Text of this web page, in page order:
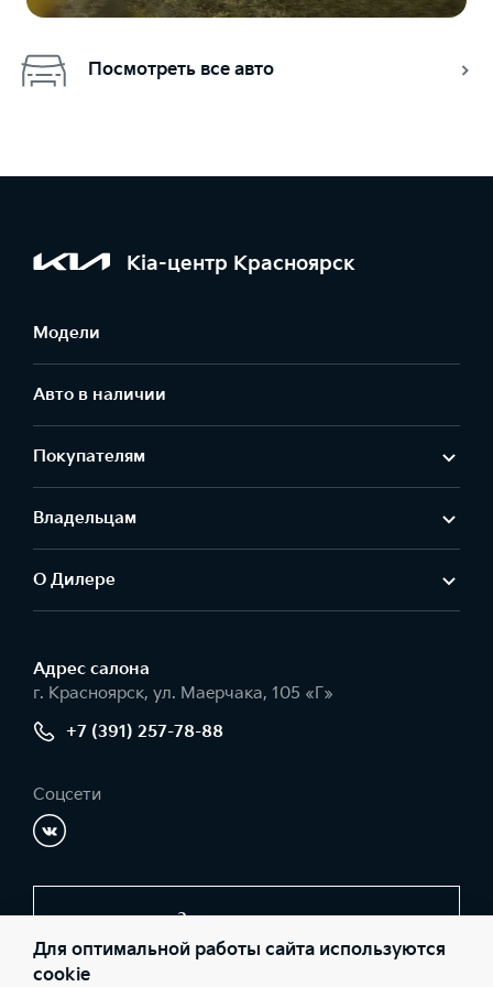
Посмотреть все авто
Kia-центр Красноярск
Модели
Авто в наличии
Покупателям
Владельцам
О Дилере
Адрес салонa
г. Красноярск, ул. Маерчака, 105 «Г»
+7 (391) 257-78-88
Соцсети
Заказать звонок
Для оптимальной работы сайта используются
cookie